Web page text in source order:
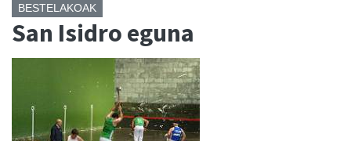
BESTELAKOAK
San Isidro eguna